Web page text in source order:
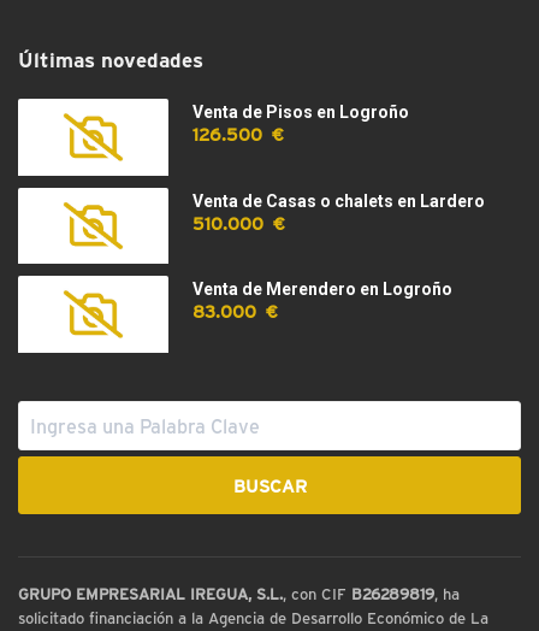
Últimas novedades
Venta de Pisos en Logroño
126.500 €
Venta de Casas o chalets en Lardero
510.000 €
Venta de Merendero en Logroño
83.000 €
GRUPO EMPRESARIAL IREGUA, S.L., con CIF B26289819, ha
solicitado financiación a la Agencia de Desarrollo Económico de La